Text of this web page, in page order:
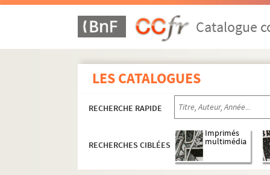
Catalogue
LES CATALOGUES
RECHERCHE RAPIDE
RECHERCHES CIBLÉES
Imprimés
multimédia